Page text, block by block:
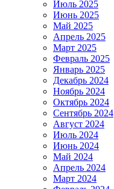
Июль 2025
Июнь 2025
Май 2025
Апрель 2025
Март 2025
Февраль 2025
Январь 2025
Декабрь 2024
Ноябрь 2024
Октябрь 2024
Сентябрь 2024
Август 2024
Июль 2024
Июнь 2024
Май 2024
Апрель 2024
Март 2024